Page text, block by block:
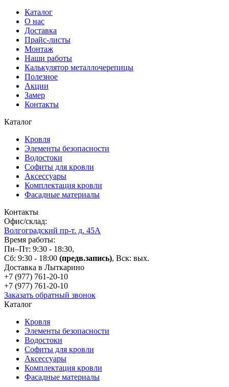
Каталог
О нас
Доставка
Прайс-листы
Монтаж
Наши работы
Калькулятор металлочерепицы
Полезное
Акции
Замер
Контакты
Каталог
Кровля
Элементы безопасности
Водостоки
Софиты для кровли
Аксессуары
Комплектация кровли
Фасадные материалы
Контакты
Офис/склад:
Волгоградский пр-т. д. 45А
Время работы:
Пн–Пт: 9:30 - 18:30,
Сб: 9:30 - 18:00 (предв.запись), Вск: вых.
Доставка в Лыткарино
+7 (977) 761-20-10
+7 (977) 761-20-10
Заказать обратный звонок
Каталог
Кровля
Элементы безопасности
Водостоки
Софиты для кровли
Аксессуары
Комплектация кровли
Фасадные материалы